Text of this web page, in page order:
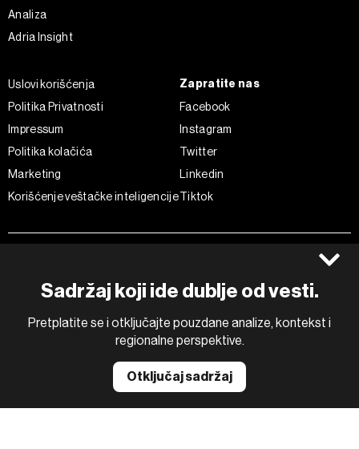
Sadržaj koji ide dublje od vesti.
Pretplatite se i otključajte pouzdane analize, kontekst i
regionalne perspektive.
Otključaj sadržaj
Analiza
Adria Insight
Uslovi korišćenja
Politika Privatnosti
Impressum
Politika kolačića
Marketing
Korišćenje veštačke inteligencije
Zapratite nas
Facebook
Instagram
Twitter
Linkedin
Tiktok
©2022 - 2026 Bloomberg L.P. All Rights Reserved. BLOOMBERG and
the BLOOMBERG logo are registered trademarks and service marks of
Bloomberg Adria is a Mtel Swiss SA Property
News CMS by Cubes